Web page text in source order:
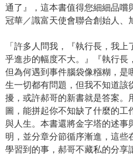
通了』，這本書值得您細細品
冠華／識富天使會聯合創始人、
「許多人問我，『執行長，我
乎進步的幅度不大。』『執行長
但為何遇到事件腦袋像糨糊，是
生一切都有問題，但我不知道該
擾，或許郝哥的新書就是答案。
圖，能拼起你不知缺了什麼的工
與人生。本書還將金字塔的述事
明，並分章分節循序漸進，這
學習到的事，郝哥不藏私的分享